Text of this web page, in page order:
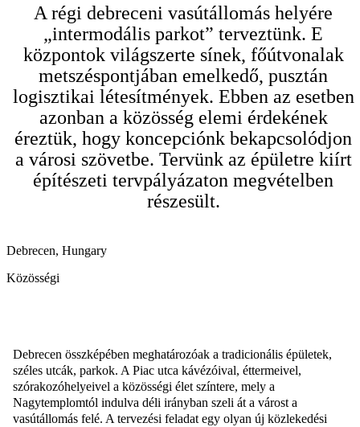
A régi debreceni vasútállomás helyére
„intermodális parkot” terveztünk. E
központok világszerte sínek, főútvonalak
metszéspontjában emelkedő, pusztán
logisztikai létesítmények. Ebben az esetben
azonban a közösség elemi érdekének
éreztük, hogy koncepciónk bekapcsolódjon
a városi szövetbe. Tervünk az épületre kiírt
építészeti tervpályázaton megvételben
részesült.
Debrecen, Hungary
Közösségi
Debrecen összképében meghatározóak a tradicionális épületek,
széles utcák, parkok. A Piac utca kávézóival, éttermeivel,
szórakozóhelyeivel a közösségi élet színtere, mely a
Nagytemplomtól indulva déli irányban szeli át a várost a
vasútállomás felé. A tervezési feladat egy olyan új közlekedési